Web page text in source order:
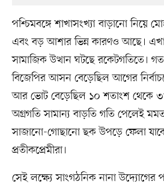
পশ্চিমবঙ্গে শাখাসংখ্যা বাড়ানো নিয়ে
এবং বড় আশার ভিন্ন কারণও আছে।
সামাজিক উত্থান ঘটছে রকেটগতিতে। গত
বিজেপির আসন বেড়েছিল আগের
আর ভোট বেড়েছিল ১০ শতাংশ থেকে
অগ্রগতি সামান্য বাড়তি গতি পেলেই
সাজানো-গোছানো ছক উপড়ে ফেলা
প্রতীকপ্রেমীরা।
সেই লক্ষ্যে সাংগঠনিক নানা উদ্যোগের